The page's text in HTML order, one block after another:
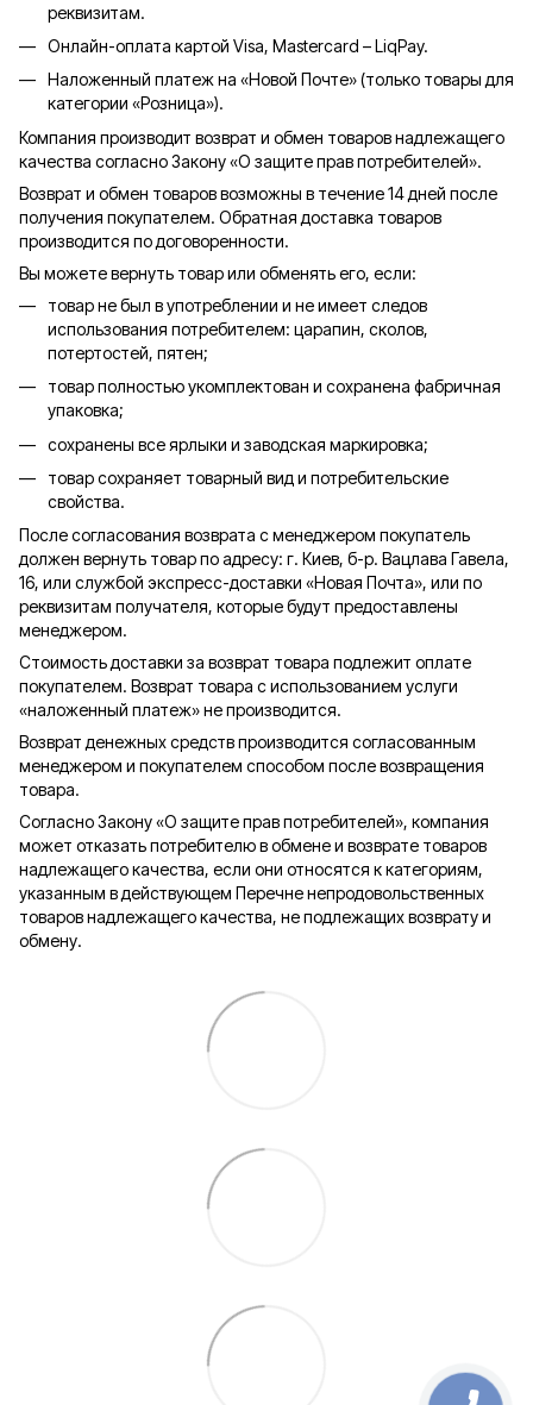
реквизитам.
Онлайн-оплата картой Visa, Mastercard – LiqPay.
Наложенный платеж на «Новой Почте» (только товары для
категории «Розница»).
Компания производит возврат и обмен товаров надлежащего
качества согласно Закону «О защите прав потребителей».
Возврат и обмен товаров возможны в течение 14 дней после
получения покупателем. Обратная доставка товаров
производится по договоренности.
Вы можете вернуть товар или обменять его, если:
товар не был в употреблении и не имеет следов
использования потребителем: царапин, сколов,
потертостей, пятен;
товар полностью укомплектован и сохранена фабричная
упаковка;
сохранены все ярлыки и заводская маркировка;
товар сохраняет товарный вид и потребительские
свойства.
После согласования возврата с менеджером покупатель
должен вернуть товар по адресу: г. Киев, б-р. Вацлава Гавела,
16, или службой экспресс-доставки «Новая Почта», или по
реквизитам получателя, которые будут предоставлены
менеджером.
Стоимость доставки за возврат товара подлежит оплате
покупателем. Возврат товара с использованием услуги
«наложенный платеж» не производится.
Возврат денежных средств производится согласованным
менеджером и покупателем способом после возвращения
товара.
Согласно Закону «О защите прав потребителей», компания
может отказать потребителю в обмене и возврате товаров
надлежащего качества, если они относятся к категориям,
указанным в действующем Перечне непродовольственных
товаров надлежащего качества, не подлежащих возврату и
обмену.